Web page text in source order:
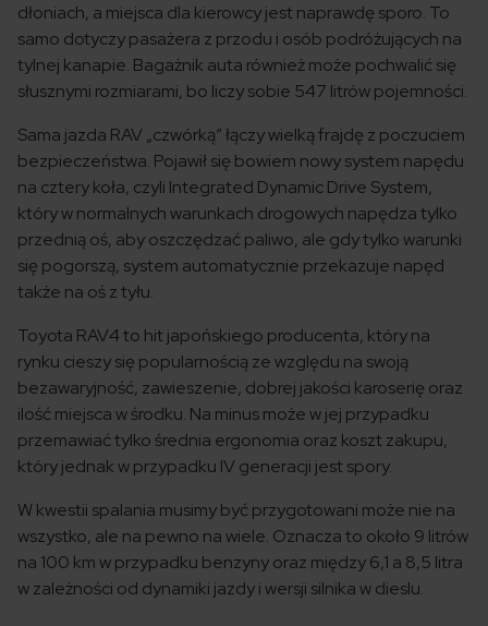
dłoniach, a miejsca dla kierowcy jest naprawdę sporo. To
samo dotyczy pasażera z przodu i osób podróżujących na
tylnej kanapie. Bagażnik auta również może pochwalić się
słusznymi rozmiarami, bo liczy sobie 547 litrów pojemności.
Sama jazda RAV „czwórką” łączy wielką frajdę z poczuciem
bezpieczeństwa. Pojawił się bowiem nowy system napędu
na cztery koła, czyli Integrated Dynamic Drive System,
który w normalnych warunkach drogowych napędza tylko
przednią oś, aby oszczędzać paliwo, ale gdy tylko warunki
się pogorszą, system automatycznie przekazuje napęd
także na oś z tyłu.
Toyota RAV4 to hit japońskiego producenta, który na
rynku cieszy się popularnością ze względu na swoją
bezawaryjność, zawieszenie, dobrej jakości karoserię oraz
ilość miejsca w środku. Na minus może w jej przypadku
przemawiać tylko średnia ergonomia oraz koszt zakupu,
który jednak w przypadku IV generacji jest spory.
W kwestii spalania musimy być przygotowani może nie na
wszystko, ale na pewno na wiele. Oznacza to około 9 litrów
na 100 km w przypadku benzyny oraz między 6,1 a 8,5 litra
w zależności od dynamiki jazdy i wersji silnika w dieslu.